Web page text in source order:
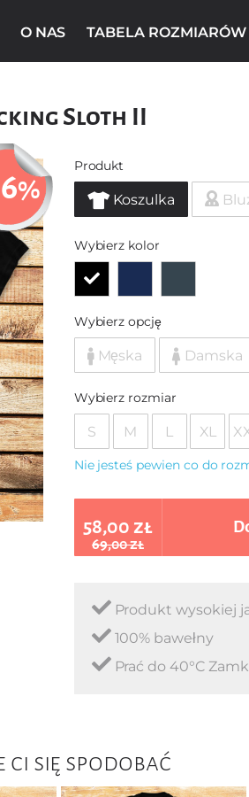
O NAS TABELA ROZMIARÓW
Sloth II
%
Produkt
Koszulka
Wybierz kolor
Wybierz opcję
Męska Damska
Wybierz rozmiar
S M L XL
Nie jesteś pewien co do
58,00 zł
69,00 zł
Produkt wysokiej
100% bawełny
Prać do 40°C
ci się spodobać